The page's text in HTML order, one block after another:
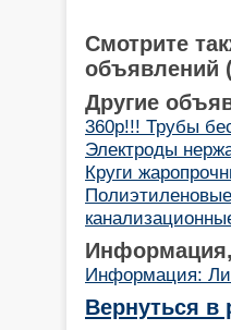
Смотрите
объявлений
Другие
360р!!! Трубы
Электроды
Круги
Информация:
Вернуться в